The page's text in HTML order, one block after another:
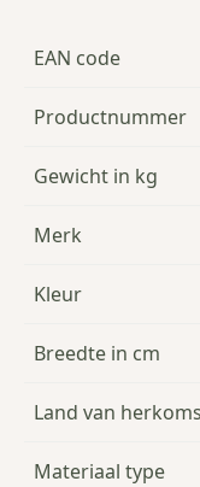
EAN code
Productnummer
Gewicht in kg
Merk
Kleur
Breedte in cm
Land van
Materiaal type